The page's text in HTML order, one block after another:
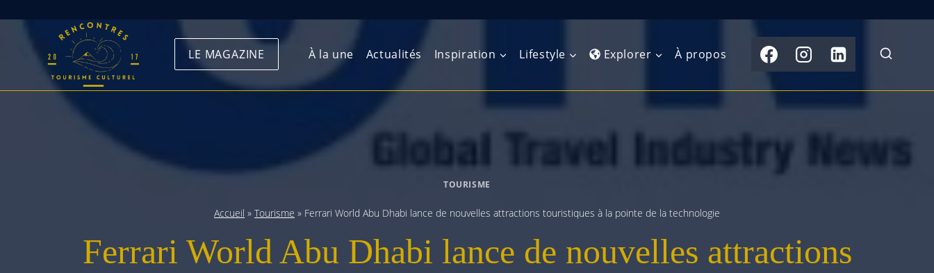
LE MAGAZINE À la une Actualités Inspiration Lifestyle Explorer
Europe du Nord
Balkans
Amérique centrale
Afrique du Nord
Afrique de l’Est
Afrique australe
Asie centrale
indien
Asie du Sud-Est
Australasie
Îles du Pacifique
À propos
TOURISME
Accueil » Tourisme » Ferrari World Abu Dhabi lance de nouvelles attractions touristiques à la pointe de la technologie
Ferrari World Abu Dhabi lance de nouvelles attractions